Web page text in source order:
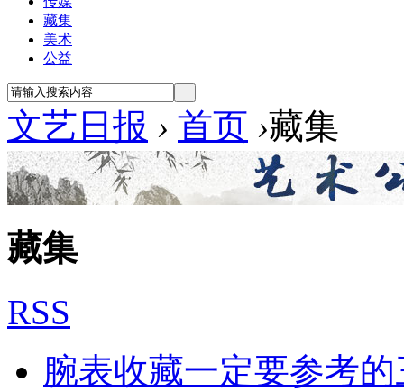
藏集
美术
公益
文艺日报 › 首页 ›藏集
藏集
RSS
腕表收藏一定要参考